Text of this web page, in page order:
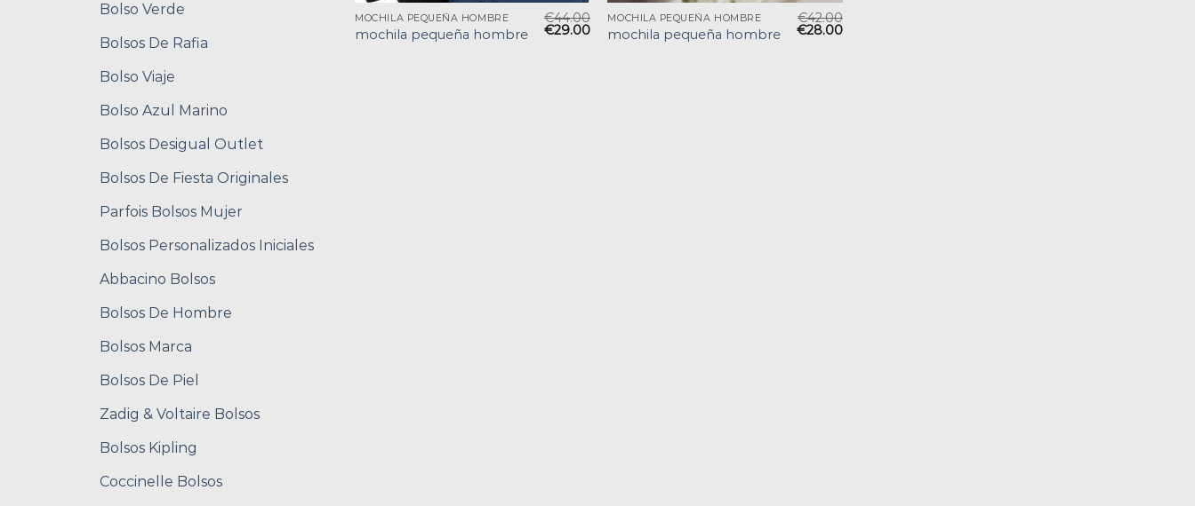
Bolso Verde
Bolsos De Rafia
Bolso Viaje
Bolso Azul Marino
Bolsos Desigual Outlet
Bolsos De Fiesta Originales
Parfois Bolsos Mujer
Bolsos Personalizados Iniciales
Abbacino Bolsos
Bolsos De Hombre
Bolsos Marca
Bolsos De Piel
Zadig & Voltaire Bolsos
Bolsos Kipling
Coccinelle Bolsos
MOCHILA PEQUEÑA HOMBRE
mochila pequeña hombre
€44.00
€29.00
MOCHILA PEQUEÑA HOMBRE
mochila pequeña hombre
€42.00
€28.00